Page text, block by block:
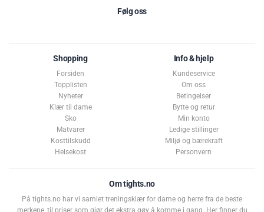
Følg oss
Shopping
Forsiden
Topplisten
Nyheter
Klær til dame
Sko
Matvarer
Kosttilskudd
Helsekost
Info & hjelp
Kundeservice
Om oss
Betingelser
Bytte og retur
Min konto
Ledige stillinger
Miljø og bærekraft
Personvern
Om tights.no
På tights.no har vi samlet treningsklær for dame og herre fra de beste